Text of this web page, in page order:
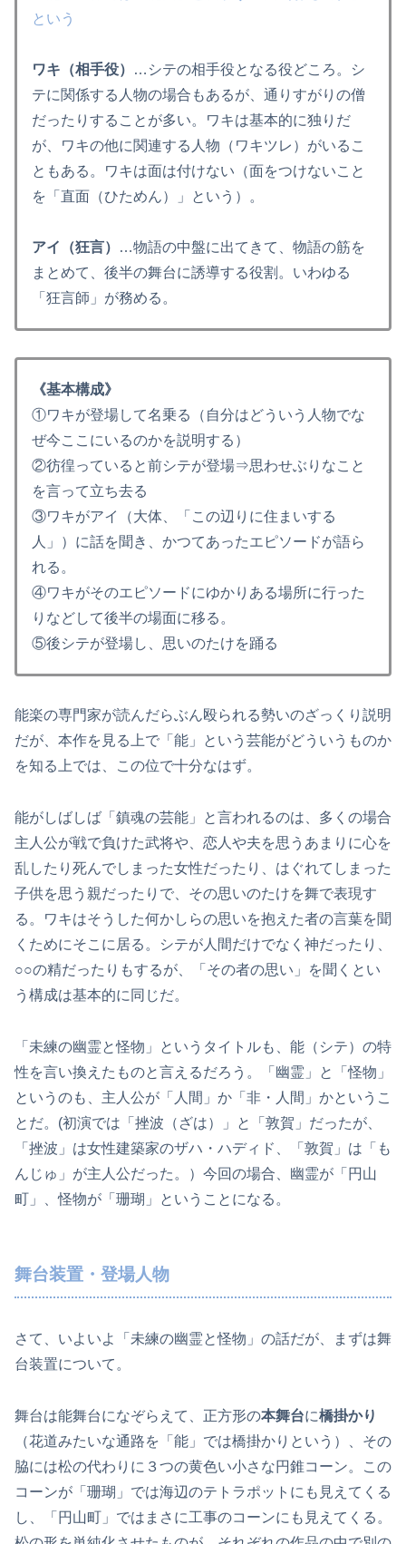
という
ワキ（相手役）
…シテの相手役となる役どころ。シ
テに関係する人物の場合もあるが、通りすがりの僧
だったりすることが多い。ワキは基本的に独りだ
が、ワキの他に関連する人物（ワキツレ）がいるこ
ともある。ワキは面は付けない（面をつけないこと
を「直面（ひためん）」という）。
アイ（狂言）
…物語の中盤に出てきて、物語の筋を
まとめて、後半の舞台に誘導する役割。いわゆる
「狂言師」が務める。
《基本構成》
①ワキが登場して名乗る（自分はどういう人物でな
ぜ今ここにいるのかを説明する）
②彷徨っていると前シテが登場⇒思わせぶりなこと
を言って立ち去る
③ワキがアイ（大体、「この辺りに住まいする
人」）に話を聞き、かつてあったエピソードが語ら
れる。
④ワキがそのエピソードにゆかりある場所に行った
りなどして後半の場面に移る。
⑤後シテが登場し、思いのたけを踊る
能楽の専門家が読んだらぶん殴られる勢いのざっくり説明
だが、本作を見る上で「能」という芸能がどういうものか
を知る上では、この位で十分なはず。
能がしばしば「鎮魂の芸能」と言われるのは、多くの場合
主人公が戦で負けた武将や、恋人や夫を思うあまりに心を
乱したり死んでしまった女性だったり、はぐれてしまった
子供を思う親だったりで、その思いのたけを舞で表現す
る。ワキはそうした何かしらの思いを抱えた者の言葉を聞
くためにそこに居る。シテが人間だけでなく神だったり、
○○の精だったりもするが、「その者の思い」を聞くとい
う構成は基本的に同じだ。
「未練の幽霊と怪物」というタイトルも、能（シテ）の特
性を言い換えたものと言えるだろう。「幽霊」と「怪物」
というのも、主人公が「人間」か「非・人間」かというこ
とだ。(初演では「挫波（ざは）」と「敦賀」だったが、
「挫波」は女性建築家のザハ・ハディド、「敦賀」は「も
んじゅ」が主人公だった。）今回の場合、幽霊が「円山
町」、怪物が「珊瑚」ということになる。
舞台装置・登場人物
さて、いよいよ「未練の幽霊と怪物」の話だが、まずは舞
台装置について。
舞台は能舞台になぞらえて、正方形の本舞台に橋掛かり
（花道みたいな通路を「能」では橋掛かりという）、その
脇には松の代わりに３つの黄色い小さな円錐コーン。この
コーンが「珊瑚」では海辺のテトラポットにも見えてくる
し、「円山町」ではまさに工事のコーンにも見えてくる。